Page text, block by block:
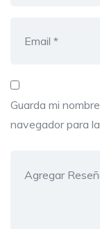
Guarda mi
navegador para